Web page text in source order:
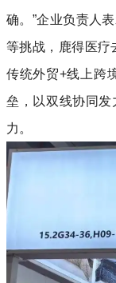
确。”企业负责人
等挑战，鹿得医疗
传统外贸+线上跨
垒，以双线协同
力。